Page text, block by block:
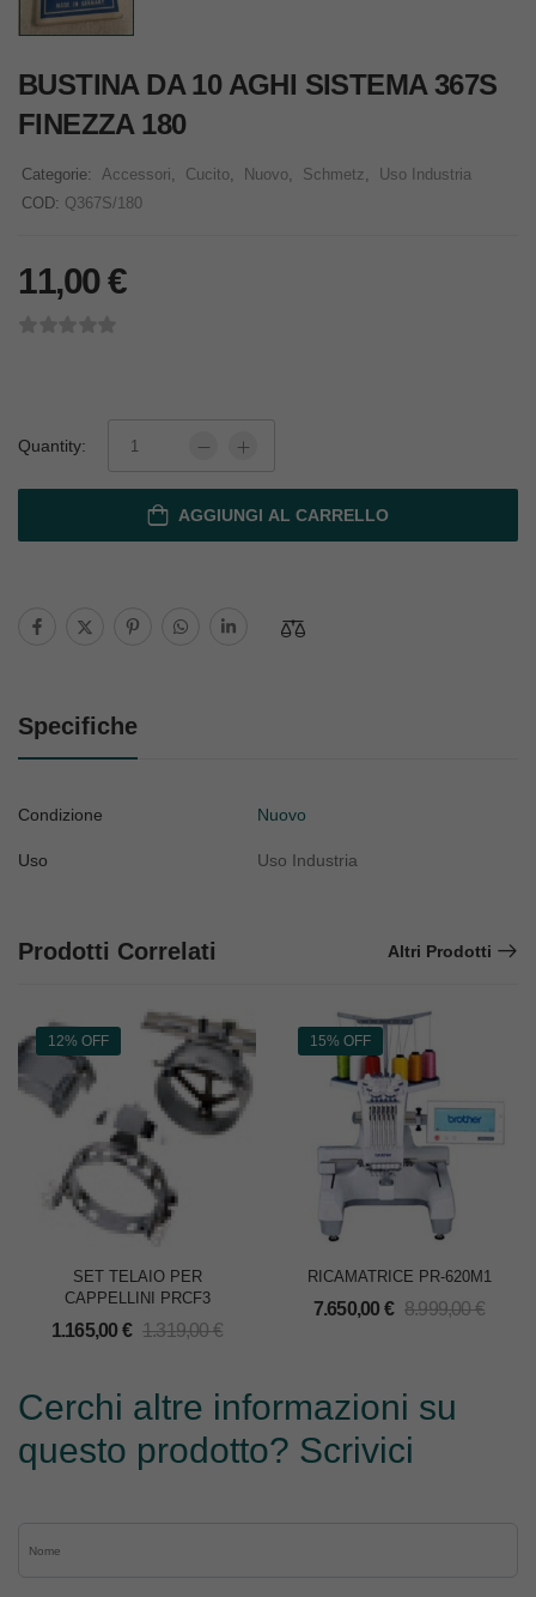
BUSTINA DA 10 AGHI SISTEMA 367S
FINEZZA 180
Categorie: Accessori, Cucito, Nuovo, Schmetz,
Uso Industria
COD: Q367S/180
11,00€
Quantity:
AGGIUNGI AL CARRELLO
Specifiche
Condizione Nuovo
Uso Uso Industria
Prodotti Correlati Altri Prodotti
12% OFF
SET TELAIO PER
CAPPELLINI PRCF3
1.165,00 € 1.319,00€
15% OFF
RICAMATRICE PR-620M1
7.650,00 € 8.999,00€
Cerchi altre informazioni su
questo prodotto? Scrivici